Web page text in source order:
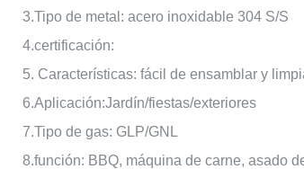
3.Tipo de metal: acero inoxidable 304 S/S
4.certificación:
5. Características: fácil de ensamblar y
6.Aplicación:Jardín/fiestas/exteriores
7.Tipo de gas: GLP/GNL
8.función: BBQ, máquina de carne, asado